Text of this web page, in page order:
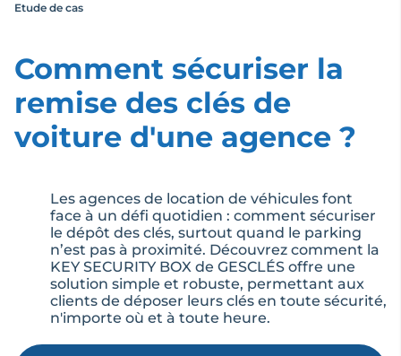
Etude de cas
Comment sécuriser la
remise des clés de
voiture d'une agence ?
Les agences de location de véhicules font
face à un défi quotidien : comment sécuriser
le dépôt des clés, surtout quand le parking
n’est pas à proximité. Découvrez comment la
KEY SECURITY BOX de GESCLÉS offre une
solution simple et robuste, permettant aux
clients de déposer leurs clés en toute sécurité,
n'importe où et à toute heure.